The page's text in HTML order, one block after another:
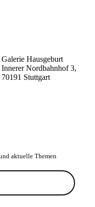
Galerie Hausgeburt
Innerer Nordbahnhof 3,
70191 Stuttgart
aktuelle Themen